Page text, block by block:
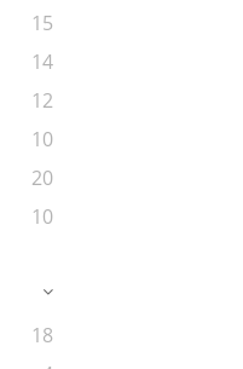
15
14
12
10
20
10
18